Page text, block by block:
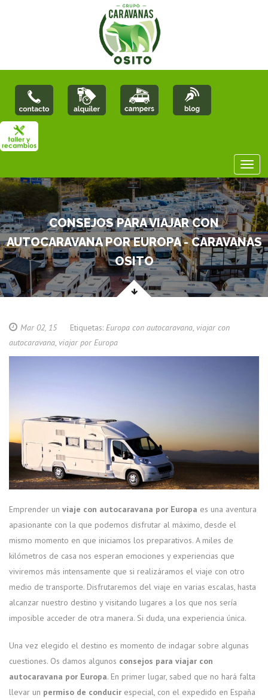
CONSEJOS PARA VIAJAR CON
AUTOCARAVANA POR EUROPA - CARAVANAS
OSITO
Mar 02, 15Etiquetas: Europa con autocaravana, viajar con
autocaravana, viajar por Europa
Emprender un viaje con autocaravana por Europa es una aventura
apasionante con la que podemos disfrutar al máximo, desde el
mismo momento en que iniciamos los preparativos. A miles de
kilómetros de casa nos esperan emociones y experiencias que
viviremos más intensamente que si realizáramos el viaje con otro
medio de transporte. Disfrutaremos del viaje en varias escalas, hasta
alcanzar nuestro destino y visitando lugares a los que nos sería
imposible acceder de otra manera. Si duda, una experiencia única.
Una vez elegido el destino es momento de indagar sobre algunas
cuestiones. Os damos algunos consejos para viajar con
autocaravana por Europa. En primer lugar, sabed que no hará falta
llevar un permiso de conducir especial, con el expedido en España